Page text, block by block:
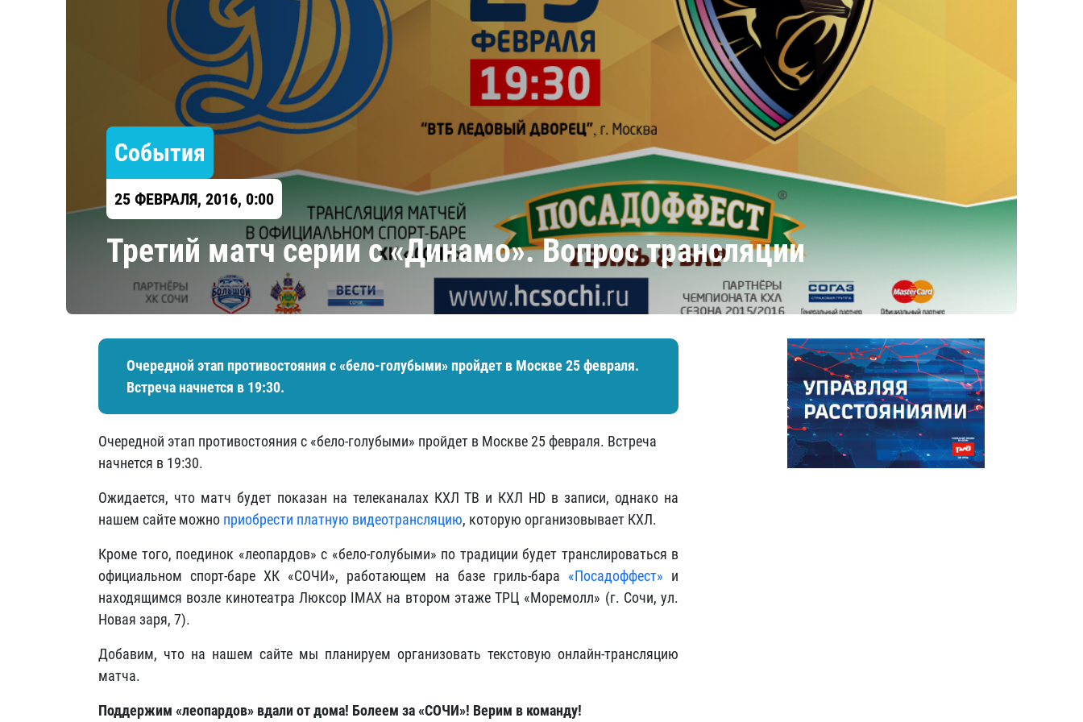
Локомотив
Северсталь
ЦСКА
Шанхайские Драконы
Амур
Салават Юлаев
События
25 ФЕВРАЛЯ, 2016, 0:00
Третий матч серии с «Динамо». Вопрос трансляции
Очередной этап противостояния с «бело-голубыми» пройдет в Москве 25 февраля.
Встреча начнется в 19:30.
Очередной этап противостояния с «бело-голубыми» пройдет в Москве 25 февраля. Встреча
начнется в 19:30.
Ожидается, что матч будет показан на телеканалах КХЛ ТВ и КХЛ HD в записи, однако на
нашем сайте можно приобрести платную видеотрансляцию, которую организовывает КХЛ.
Кроме того, поединок «леопардов» с «бело-голубыми» по традиции будет транслироваться в
официальном спорт-баре ХК «СОЧИ», работающем на базе гриль-бара «Посадоффест» и
находящимся возле кинотеатра Люксор IMAX на втором этаже ТРЦ «Моремолл» (г. Сочи, ул.
Новая заря, 7).
Добавим, что на нашем сайте мы планируем организовать текстовую онлайн-трансляцию
матча.
Поддержим «леопардов» вдали от дома! Болеем за «СОЧИ»! Верим в команду!